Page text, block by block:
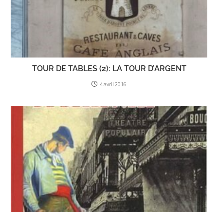
TOUR DE TABLES (2): LA TOUR D’ARGENT
4 avril 2016